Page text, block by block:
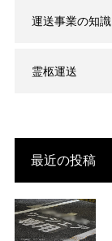
運送事業の知識
霊柩運送
最近の投稿